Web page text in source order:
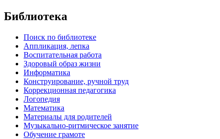
Библиотека
Поиск по библиотеке
Аппликация, лепка
Воспитательная работа
Здоровый образ жизни
Информатика
Конструирование, ручной труд
Коррекционная педагогика
Логопедия
Математика
Материалы для родителей
Музыкально-ритмическое занятие
Обучение грамоте